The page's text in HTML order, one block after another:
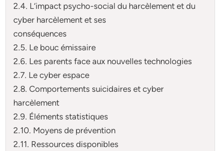
2.4. L’impact psycho-social du harcèlement et du
cyber harcèlement et ses
conséquences
2.5. Le bouc émissaire
2.6. Les parents face aux nouvelles technologies
2.7. Le cyber espace
2.8. Comportements suicidaires et cyber
harcèlement
2.9. Éléments statistiques
2.10. Moyens de prévention
2.11. Ressources disponibles